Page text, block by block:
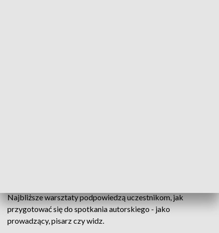
Najbliższe warsztaty podpowiedzą uczestnikom, jak
przygotować się do spotkania autorskiego - jako
prowadzący, pisarz czy widz.